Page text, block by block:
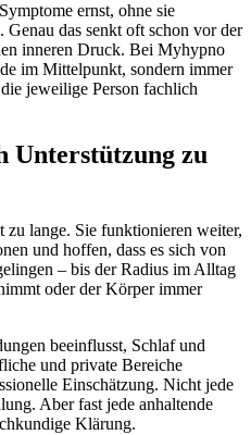
ernst, ohne sie
Genau das senkt oft schon vor der
inneren Druck. Bei Myhypno
im Mittelpunkt, sondern immer
jeweilige Person fachlich
Unterstützung zu
lange. Sie funktionieren weiter,
und hoffen, dass es sich von
– bis der Radius im Alltag
oder der Körper immer
beeinflusst, Schlaf und
und private Bereiche
Einschätzung. Nicht jede
Aber fast jede anhaltende
Klärung.